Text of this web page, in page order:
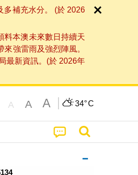
多補充水分。 (於 2026
料本澳未來數日持續天
強雷雨及強烈陣風。
最新資訊。(於 2026年
A A A 34°C